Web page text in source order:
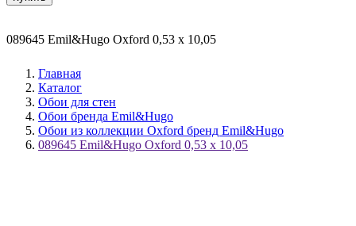
089645 Emil&Hugo Oxford 0,53 x 10,05
Главная
Каталог
Обои для стен
Обои бренда Emil&Hugo
Обои из коллекции Oxford бренд Emil&Hugo
089645 Emil&Hugo Oxford 0,53 x 10,05